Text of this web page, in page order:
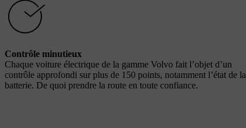
Contrôle minutieux
Chaque voiture électrique de la gamme Volvo fait l’objet d’un
contrôle approfondi sur plus de 150 points, notamment l’état de la
batterie. De quoi prendre la route en toute confiance.